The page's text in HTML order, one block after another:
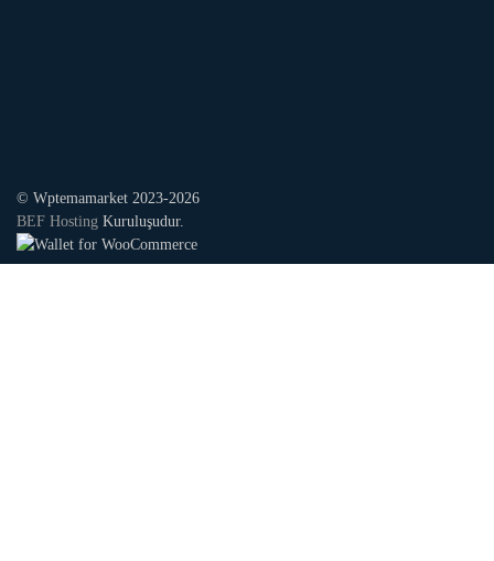
© Wptemamarket 2023-2026
BEF Hosting Kuruluşudur.